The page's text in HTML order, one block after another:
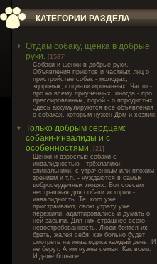
КАТЕГОРИИ РАЗДЕЛА
Отдам собаку, щенка в добрые
руки. [1587]
Cобаки и щенки в добрые руки.
Объявления приютов и частных лиц о
пристройстве собак - молодых,
здоровых, социализированных. Часто -
про ко всему приученных, иногда - про
дрессированных, порой - о породистых.
Здесь аккумулируются все объявления
о собаках, которым нужен Дом и хозяин.
Только добрым сердцам:
собаки-инвалиды и с
особенностями. [21]
Щенки и взрослые собаки с
инвалидностью - трёхлапики,
спинальники, с утраченным или плохим
зрением и т.п. - нуждаются в самых
добросердечных людях. Вот совсем
нестрашная для собаки история -
инвалидность. Те, кого уже
пристраивают, свою утрату уже
пережили, адаптировались и думать о
ней забыли. Для них страшнее всего
невостребованность. Люди боятся их
брать, жалея себя: как больно будет
смотреть на инвалидика каждый день. И
не берут. А им нужна семья. Как всем.
И даже больше.